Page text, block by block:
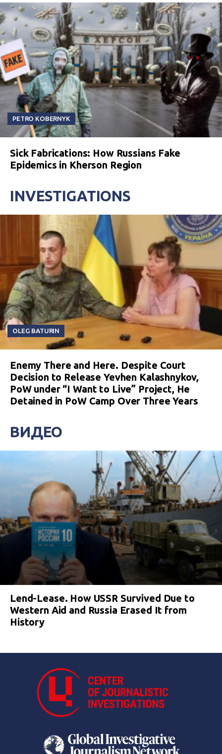
PETRO KOBERNYK
Sick Fabrications: How Russians Fake
Epidemics in Kherson Region
INVESTIGATIONS
OLEG BATURIN
Enemy There and Here. Despite Court
Decision to Release Yevhen Kalashnykov,
PoW under “I Want to Live” Project, He
Detained in PoW Camp Over Three Years
ВИДЕО
Lend-Lease. How USSR Survived Due to
Western Aid and Russia Erased It from
History